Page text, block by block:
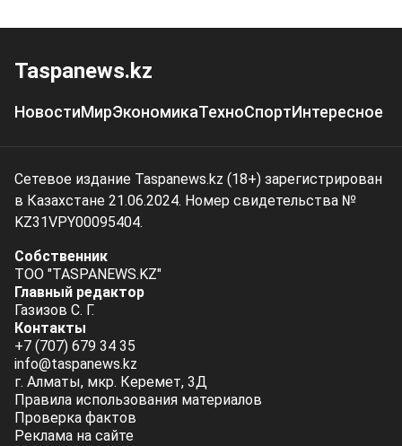
Taspanews.kz
НовостиМирЭкономикаТехноСпортИнтересное
Сетевое издание Taspanews.kz (18+) зарегистрирован
в Казахстане 21.06.2024. Номер свидетельства №
KZ31VPY00095404.
Собственник
ТОО "TASPANEWS.KZ"
Главный редактор
Газизов С. Г.
Контакты
+7 (707) 679 34 35
info@taspanews.kz
г. Алматы, мкр. Керемет, 3Д
Правила использования материалов
Проверка фактов
Реклама на сайте